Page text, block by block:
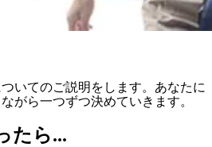
いてのご説明をします。あなたに
がら一つずつ決めていきます。
たら...